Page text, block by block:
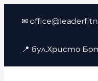
съдържанието
✉
📍 бул.Христо